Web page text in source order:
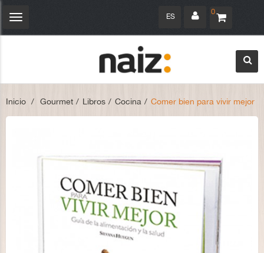
0
ES
Navegación
Inicio > Gourmet > Libros > Cocina > Comer bien para vivir mejor